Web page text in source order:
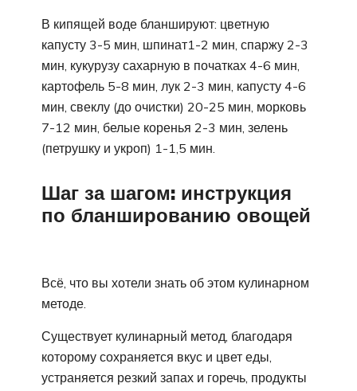
В кипящей воде бланшируют: цветную
капусту 3-5 мин, шпинат1-2 мин, спаржу 2-3
мин, кукурузу сахарную в початках 4-6 мин,
картофель 5-8 мин, лук 2-3 мин, капусту 4-6
мин, свеклу (до очистки) 20-25 мин, морковь
7-12 мин, белые коренья 2-3 мин, зелень
(петрушку и укроп) 1-1,5 мин.
Шаг за шагом: инструкция
по бланшированию овощей
Всё, что вы хотели знать об этом кулинарном
методе.
Существует кулинарный метод, благодаря
которому сохраняется вкус и цвет еды,
устраняется резкий запах и горечь, продукты